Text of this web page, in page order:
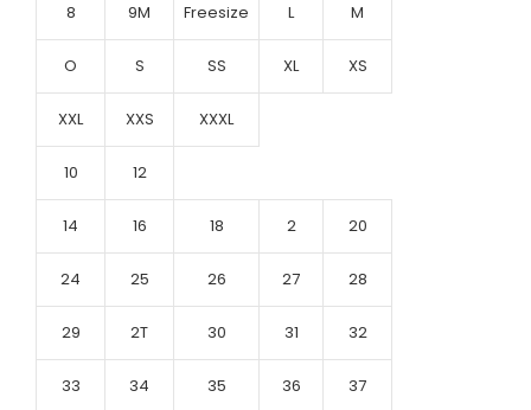
8 9M Freesize L M
O S SS XL XS
XXL XXS XXXL
10 12
14 16 18 2 20
24 25 26 27 28
29 2T 30 31 32
33 34 35 36 37